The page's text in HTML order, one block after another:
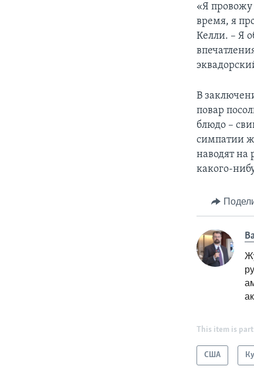
«Я провожу
время, я
Келли. – Я
В
повар
блюдо –
симпатии
наводят на
какого-
This item is
США